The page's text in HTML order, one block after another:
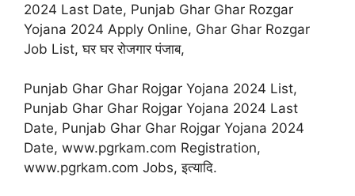
2024 Last Date, Punjab Ghar Ghar Rozgar
Yojana 2024 Apply Online, Ghar Ghar Rozgar
Job List, घर घर रोजगार पंजाब,
Punjab Ghar Ghar Rojgar Yojana 2024 List,
Punjab Ghar Ghar Rojgar Yojana 2024 Last
Date, Punjab Ghar Ghar Rojgar Yojana 2024
Date, www.pgrkam.com Registration,
www.pgrkam.com Jobs, इत्यादि.